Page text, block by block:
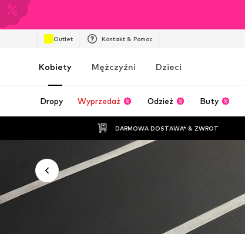
Outlet Kontakt & Pomoc
Kobiety Mężczyźni Dzieci
Dropy Wyprzedaż Odzież Buty
DARMOWA DOSTAWA* & ZWROT